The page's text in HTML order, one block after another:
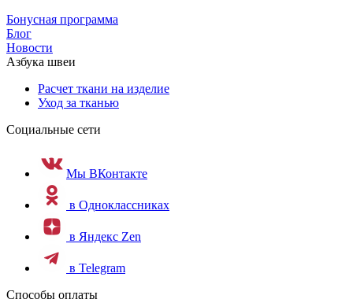
Бонусная программа
Блог
Новости
Азбука швеи
Расчет ткани на изделие
Уход за тканью
Социальные сети
Мы ВКонтакте
в Одноклассниках
в Яндекс Zen
в Telegram
Способы оплаты